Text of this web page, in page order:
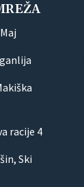
racije 4
Ski